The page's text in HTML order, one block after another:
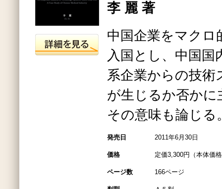
李 麗 著
中国企業をマクロ
入国とし、中国国
系企業からの技術
が生じるか否かに
その意味も論じる
発売日 2011年6月30日
価格 定価3,300円（本体価
ページ数 166ページ